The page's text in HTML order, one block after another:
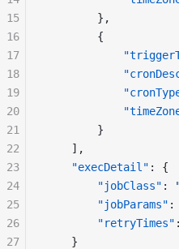
        },
        {
        }
    ],
    "execDetail"
: {
        "jobClass"
:
        "jobParams"
:
        "retryTimes"
    }
15
16
17
18
19
20
21
22
23
24
25
26
27